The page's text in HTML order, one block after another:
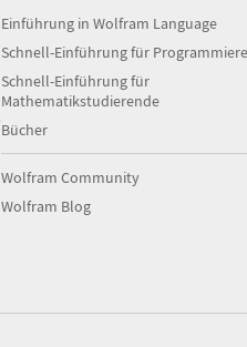
Einführung in Wolfram Language
Schnell-Einführung für
Schnell-Einführung für
Mathematikstudierende
Bücher
Wolfram Community
Wolfram Blog